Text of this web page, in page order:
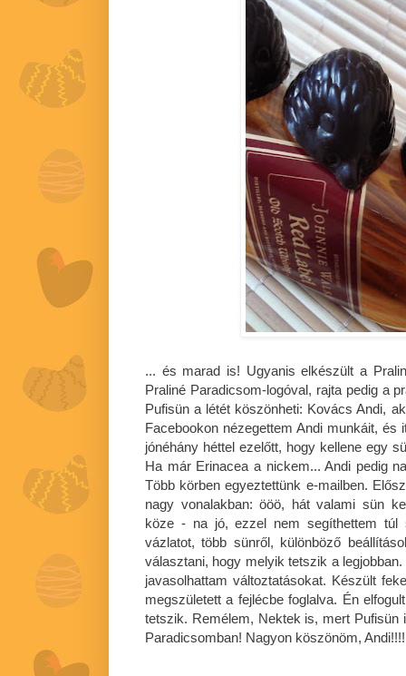
... és marad is! Ugyanis elkészült a
Praliné Paradicsom-logóval, rajta pedig a
Pufisün a létét köszönheti: Kovács Andi,
Facebookon nézegettem Andi munkáit,
jónéhány héttel ezelőtt, hogy kellene egy
Ha már Erinacea a nickem... Andi pedig
Több körben egyeztettünk e-mailben.
nagy vonalakban: ööö, hát valami sün
köze - na jó, ezzel nem segíthettem
vázlatot, több sünről, különböző
választani, hogy melyik tetszik a
javasolhattam változtatásokat. Készült
megszületett a fejlécbe foglalva. Én
tetszik. Remélem, Nektek is, mert Pufisün
Paradicsomban! Nagyon köszönöm, Andi!!!!